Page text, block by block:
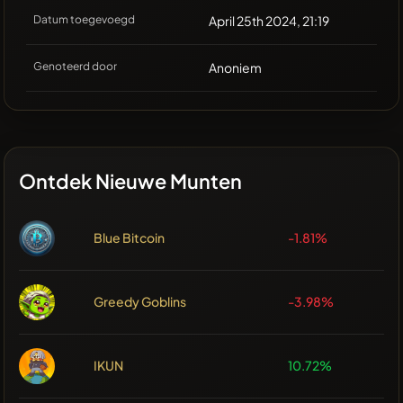
Datum toegevoegd April 25th 2024, 21:19
Genoteerd door Anoniem
Ontdek Nieuwe Munten
Blue Bitcoin -1.81%
Greedy Goblins -3.98%
IKUN 10.72%